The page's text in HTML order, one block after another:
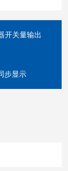
开关量输出
步显示